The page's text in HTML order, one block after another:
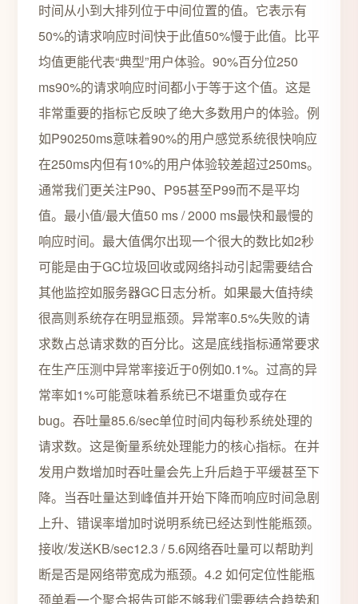
时间从小到大排列位于中间位置的值。它表示有
50%的请求响应时间快于此值50%慢于此值。比平
均值更能代表“典型”用户体验。90%百分位250
ms90%的请求响应时间都小于等于这个值。这是
非常重要的指标它反映了绝大多数用户的体验。例
如P90250ms意味着90%的用户感觉系统很快响应
在250ms内但有10%的用户体验较差超过250ms。
通常我们更关注P90、P95甚至P99而不是平均
值。最小值/最大值50 ms / 2000 ms最快和最慢的
响应时间。最大值偶尔出现一个很大的数比如2秒
可能是由于GC垃圾回收或网络抖动引起需要结合
其他监控如服务器GC日志分析。如果最大值持续
很高则系统存在明显瓶颈。异常率0.5%失败的请
求数占总请求数的百分比。这是底线指标通常要求
在生产压测中异常率接近于0例如0.1%。过高的异
常率如1%可能意味着系统已不堪重负或存在
bug。吞吐量85.6/sec单位时间内每秒系统处理的
请求数。这是衡量系统处理能力的核心指标。在并
发用户数增加时吞吐量会先上升后趋于平缓甚至下
降。当吞吐量达到峰值并开始下降而响应时间急剧
上升、错误率增加时说明系统已经达到性能瓶颈。
接收/发送KB/sec12.3 / 5.6网络吞吐量可以帮助判
断是否是网络带宽成为瓶颈。4.2 如何定位性能瓶
颈单看一个聚合报告可能不够我们需要结合趋势和